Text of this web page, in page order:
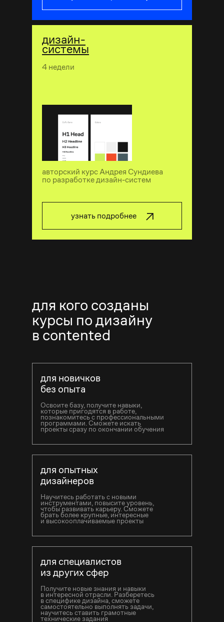
авторский курс Андрея Сундиева
по разработке дизайн-систем
дизайн-
системы
4 недели
узнать подробнее
для кого созданы
курсы по дизайну
в contented
для новичков
без опыта
Освоите базу, получите навыки,
которые пригодятся в работе,
познакомитесь с профессиональными
программами. Сможете искать
проекты сразу по окончании обучения
для опытных
дизайнеров
Научитесь работать с новыми
инструментами, повысите уровень,
чтобы развивать карьеру. Сможете
брать более крупные, интересные
и высокооплачиваемые проекты
для специалистов
из других сфер
Получите новые знания и навыки
в интересной отрасли. Разберетесь
в специфике дизайна, сможете
самостоятельно выполнять задачи,
научитесь ставить грамотные
технические задания